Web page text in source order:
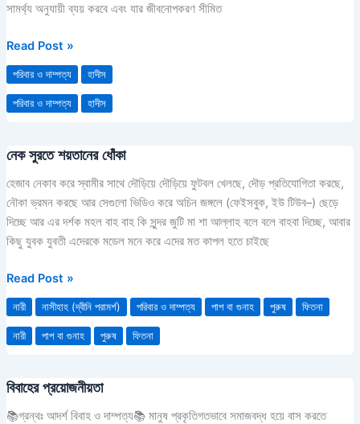
সামর্থ্য অনুযায়ী ব্যয় করবে এবং যার জীবনোপকরণ সীমিত
Read Post »
পরিবার ও দাম্পত্য হাদীস
পরিবার ও দাম্পত্য হাদীস
নেক সুরতে শয়তানের ধোঁকা
হেজাব নেকাব করে স্বামীর সাথে দৌড়িয়ে দৌড়িয়ে ফুটবল খেলছে, দৌড় প্রতিযোগিতা করছে,
নৌকা ভ্রমন করছে আর সেগুলো ভিডিও করে অচিন জঙ্গলে (ফেইসবুক, ইউ টিউব–) ছেড়ে
দিচ্ছে আর এর দর্শক মহল বাহ বাহ কি সুন্দর জুটি মা শা আল্লাহ বলে বলে বাহবা দিচ্ছে, আবার
কিছু যুবক যুবতী এদেরকে মডেল মনে করে এদের মত কাপল হতে চাইছে
নেক
শয়তানের
Read Post »
নারী নাসীহাহ (দ্বীনি পরামর্শ) পরিবার ও দাম্পত্য পাপ বা গুনাহ পুরুষ ফিতনা
নারী পাপ বা গুনাহ পুরুষ ফিতনা
বিবাহের প্রয়োজনীয়তা
📚গ্রন্থঃ আদর্শ বিবাহ ও দাম্পত্য📚 মানুষ প্রকৃতিগতভাবে সমাজবদ্ধ হয়ে বাস করতে
বিবাহের